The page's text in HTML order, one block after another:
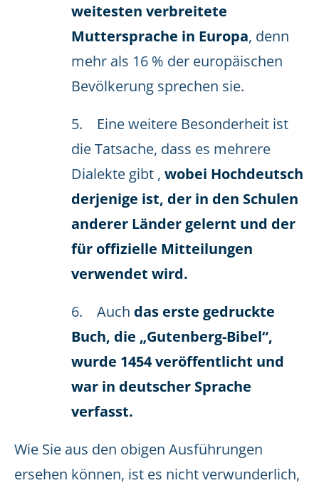
weitesten verbreitete
Muttersprache in Europa, denn
mehr als 16 % der europäischen
Bevölkerung sprechen sie.
5. Eine weitere Besonderheit ist
die Tatsache, dass es mehrere
Dialekte gibt , wobei Hochdeutsch
derjenige ist, der in den Schulen
anderer Länder gelernt und der
für offizielle Mitteilungen
verwendet wird.
6. Auch das erste gedruckte
Buch, die „Gutenberg-Bibel“,
wurde 1454 veröffentlicht und
war in deutscher Sprache
verfasst.
Wie Sie aus den obigen Ausführungen
ersehen können, ist es nicht verwunderlich,